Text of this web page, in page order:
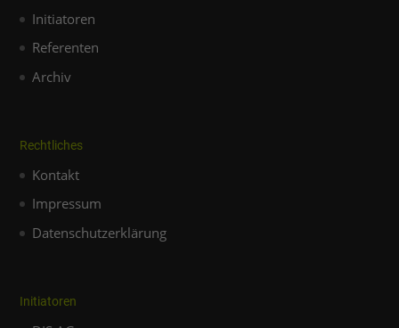
Initiatoren
Referenten
Archiv
Rechtliches
Kontakt
Impressum
Datenschutzerklärung
Initiatoren